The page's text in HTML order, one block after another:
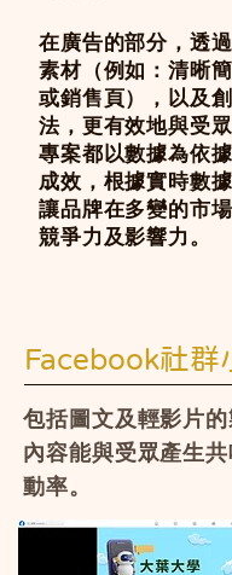
在廣告的部分，透
素材（例如：清晰
或銷售頁），以及
法，更有效地與受
專案都以數據為依
成效，根據實時數
讓品牌在多變的市
競爭力及影響力。
Facebook社群
包括圖文及輕影片
內容能與受眾產生
動率。